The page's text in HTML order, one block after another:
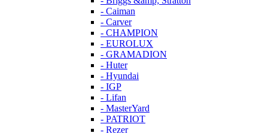
- Caiman
- Carver
- CHAMPION
- EUROLUX
- GRAMADION
- Huter
- Hyundai
- IGP
- Lifan
- MasterYard
- PATRIOT
- Rezer